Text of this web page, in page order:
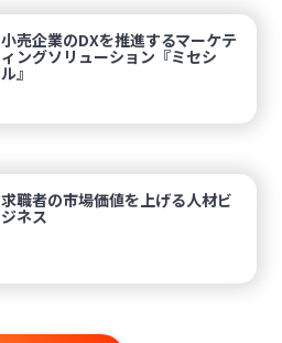
小売企業のDXを推進するマーケテ
ィングソリューション『ミセシ
ル』
求職者の市場価値を上げる人材ビ
ジネス